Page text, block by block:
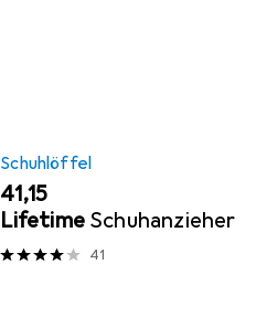
Schuhlöffel
EUR
41,15
Lifetime Schuhanzieher
41